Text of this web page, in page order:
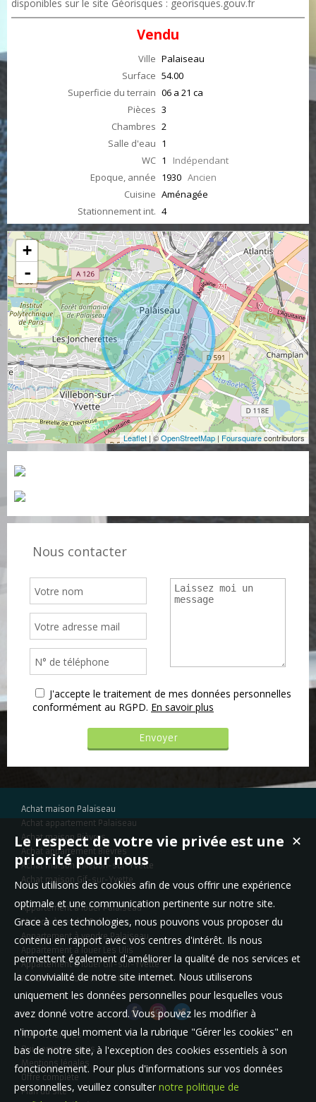
disponibles sur le site Géorisques : georisques.gouv.fr
Vendu
Ville Palaiseau
Surface 54.00
Superficie du terrain 06 a 21 ca
Pièces 3
Chambres 2
Salle d'eau 1
WC 1 Indépendant
Epoque, année 1930 Ancien
Cuisine Aménagée
Stationnement int. 4
+
-
Leaflet| ©OpenStreetMap | Foursquarecontributors
Nous contacter
J'accepte le traitement de mes données personnelles
conformément au RGPD. En savoir plus
Achat maison Palaiseau
Achat appartement Palaiseau
Achat maison Bièvres
Achat appartement Bièvres
Achat maison Villebon-sur-Yvette
Achat maison Gif-sur-Yvette
Appartement à louer Palaiseau
Maison à vendre Palaiseau
Appartement à vendre Palaiseau
Appartement à louer Les Ulis
Appartement à louer Gif-sur-Yvette
Maison à vendre Villebon-sur-Yvette
Nos Honoraires
Qui sommes-nous
Mentions légales
Offre complète
Plan du site
✕
Le respect de votre vie privée est une
priorité pour nous
Nous utilisons des cookies afin de vous offrir une expérience
optimale et une communication pertinente sur notre site.
Grace à ces technologies, nous pouvons vous proposer du
contenu en rapport avec vos centres d'intérêt. Ils nous
permettent également d'améliorer la qualité de nos services et
la convivialité de notre site internet. Nous utiliserons
uniquement les données personnelles pour lesquelles vous
avez donné votre accord. Vous pouvez les modifier à
n'importe quel moment via la rubrique "Gérer les cookies" en
bas de notre site, à l'exception des cookies essentiels à son
fonctionnement. Pour plus d'informations sur vos données
personnelles, veuillez consulter notre politique de